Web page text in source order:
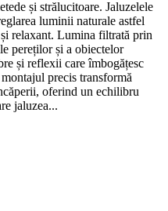
și strălucitoare. Jaluzelele
luminii naturale astfel
relaxant. Lumina filtrată prin
pereților și a obiectelor
și reflexii care îmbogățesc
precis transformă
oferind un echilibru
jaluzea...